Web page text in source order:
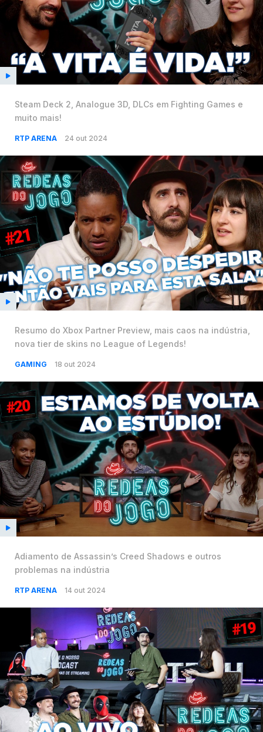
Steam Deck 2, Analogue 3D, DLCs em Fighting Games e
muito mais!
RTP ARENA 24 out 2024
Resumo do Xbox Partner Preview, mais caos na indústria,
nova tier de skins no League of Legends!
GAMING 18 out 2024
Adiamento de Assassin’s Creed Shadows e outros
problemas na indústria
RTP ARENA 14 out 2024